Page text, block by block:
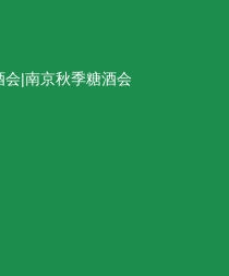
|南京秋季糖酒会